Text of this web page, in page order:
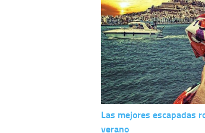
Las mejores escapadas
verano